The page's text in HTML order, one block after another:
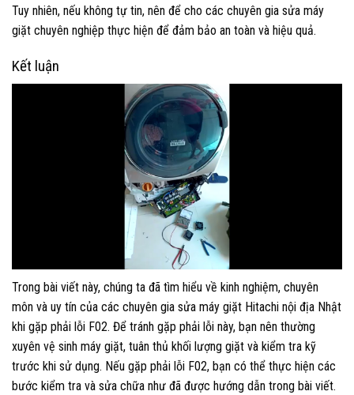
Tuy nhiên, nếu không tự tin, nên để cho các chuyên gia sửa máy
giặt chuyên nghiệp thực hiện để đảm bảo an toàn và hiệu quả.
Kết luận
Trong bài viết này, chúng ta đã tìm hiểu về kinh nghiệm, chuyên
môn và uy tín của các chuyên gia sửa máy giặt Hitachi nội địa Nhật
khi gặp phải lỗi F02. Để tránh gặp phải lỗi này, bạn nên thường
xuyên vệ sinh máy giặt, tuân thủ khối lượng giặt và kiểm tra kỹ
trước khi sử dụng. Nếu gặp phải lỗi F02, bạn có thể thực hiện các
bước kiểm tra và sửa chữa như đã được hướng dẫn trong bài viết.